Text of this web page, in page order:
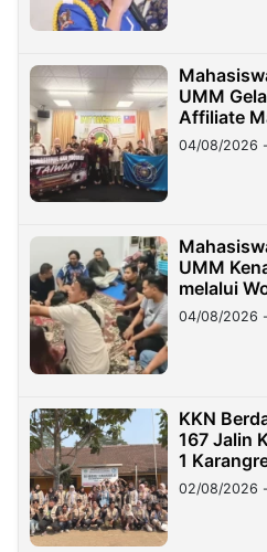
UMM
Affiliate
Migran
04/08/2026
UMM
melalui
di Taiwan
04/08/2026
KKN
167 Jalin
1
02/08/2026